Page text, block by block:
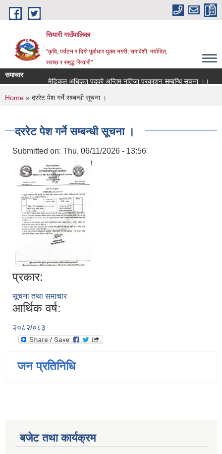
Skip to main content
सियारी गाउँपालिका
"कृषि, पर्यटन र दिगो पूर्वाधार युक्त नगरी; समावेशी, मर्यादित,
स्वच्छ र समृद्ध सियारी"
समाचार
मेडिकल अधिकृत पदकाे अन्तिम नतिजा प्रकाशन सम्बन्धि सुचना ।।
You are here
Home » दररेट पेश गर्ने सम्बन्धी सूचना ।
दररेट पेश गर्ने सम्बन्धी सूचना ।
Submitted on: Thu, 06/11/2026 - 13:56
प्रकार:
सूचना तथा समाचार
आर्थिक वर्ष:
२०८२/०८३
जन प्रतिनिधि
बजेट तथा कार्यक्रम